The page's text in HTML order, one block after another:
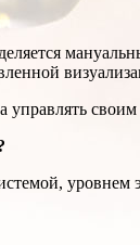
управлять